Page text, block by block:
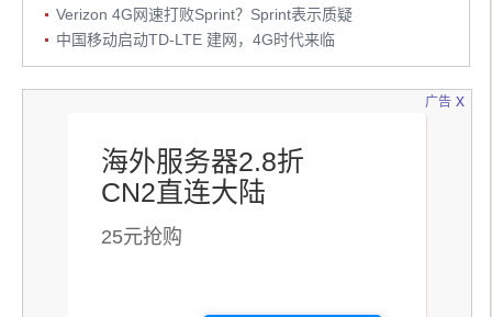
Verizon 4G网速打败Sprint？Sprint表示质疑
中国移动启动TD-LTE 建网，4G时代来临
广告
海外服务器2.8折
CN2直连大陆
25元抢购
x